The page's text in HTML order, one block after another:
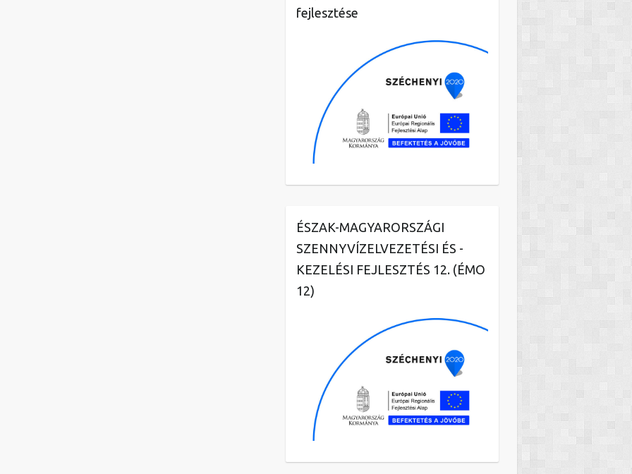
fejlesztése
ÉSZAK-MAGYARORSZÁGI
SZENNYVÍZELVEZETÉSI ÉS -
KEZELÉSI FEJLESZTÉS 12. (ÉMO
12)